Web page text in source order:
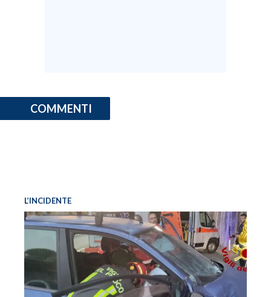
COMMENTI
L’INCIDENTE